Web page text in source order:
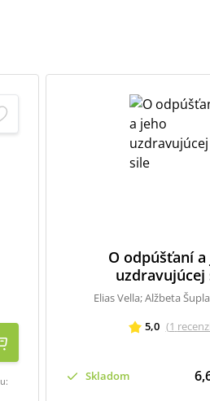
O odpúšťaní a
uzdravujúcej
Elias Vella; Alžbeta
5,0 (1
Skladom